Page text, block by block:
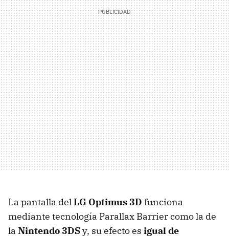
La pantalla delLG Optimus 3D funciona
mediante tecnología Parallax Barrier como la de
la Nintendo 3DSy, su efecto es igual de